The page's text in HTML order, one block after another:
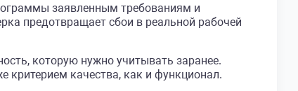
заявленным требованиям и
предотвращает сбои в реальной рабочей
которую нужно учитывать заранее.
критерием качества, как и функционал.